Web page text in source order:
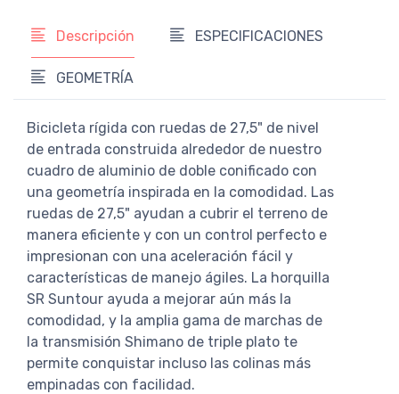
Descripción ESPECIFICACIONES
GEOMETRÍA
Bicicleta rígida con ruedas de 27,5" de nivel
de entrada construida alrededor de nuestro
cuadro de aluminio de doble conificado con
una geometría inspirada en la comodidad. Las
ruedas de 27,5" ayudan a cubrir el terreno de
manera eficiente y con un control perfecto e
impresionan con una aceleración fácil y
características de manejo ágiles. La horquilla
SR Suntour ayuda a mejorar aún más la
comodidad, y la amplia gama de marchas de
la transmisión Shimano de triple plato te
permite conquistar incluso las colinas más
empinadas con facilidad.